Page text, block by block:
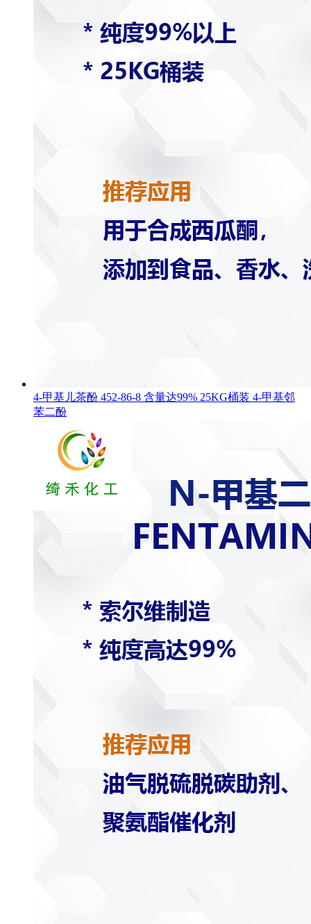
4-甲基儿茶酚 452-86-8 含量达99% 25KG桶装 4-甲基邻
苯二酚